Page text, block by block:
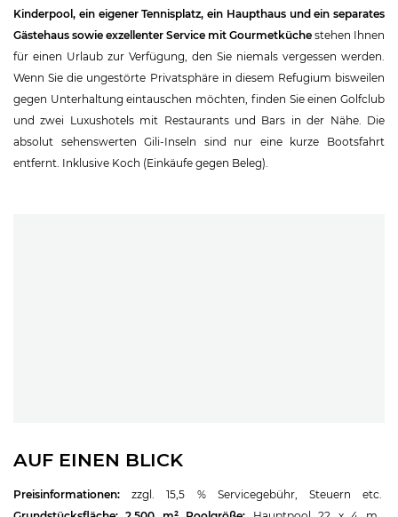
Kinderpool, ein eigener Tennisplatz, ein Haupthaus und ein separates
Gästehaus sowie exzellenter Service mit Gourmetküche stehen Ihnen
für einen Urlaub zur Verfügung, den Sie niemals vergessen werden.
Wenn Sie die ungestörte Privatsphäre in diesem Refugium bisweilen
gegen Unterhaltung eintauschen möchten, finden Sie einen Golfclub
und zwei Luxushotels mit Restaurants und Bars in der Nähe. Die
absolut sehenswerten Gili-Inseln sind nur eine kurze Bootsfahrt
entfernt. Inklusive Koch (Einkäufe gegen Beleg).
AUF EINEN BLICK
Preisinformationen:zzgl. 15,5 % Servicegebühr, Steuern etc.